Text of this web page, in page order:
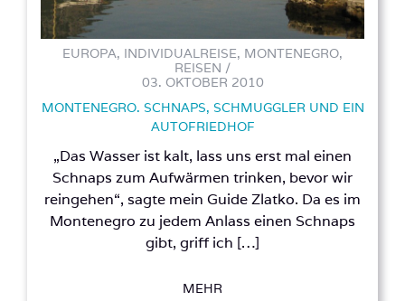
EUROPA, INDIVIDUALREISE, MONTENEGRO,
REISEN /
03. OKTOBER 2010
MONTENEGRO. SCHNAPS, SCHMUGGLER UND EIN
AUTOFRIEDHOF
„Das Wasser ist kalt, lass uns erst mal einen
Schnaps zum Aufwärmen trinken, bevor wir
reingehen“, sagte mein Guide Zlatko. Da es im
Montenegro zu jedem Anlass einen Schnaps
gibt, griff ich […]
MEHR